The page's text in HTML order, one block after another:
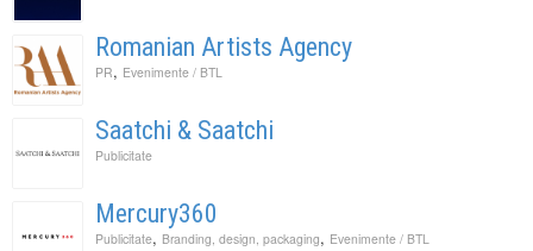
Romanian Artists Agency
PR, Evenimente / BTL
Saatchi & Saatchi
Publicitate
Mercury360
Publicitate, Branding, design, packaging, Evenimente / BTL